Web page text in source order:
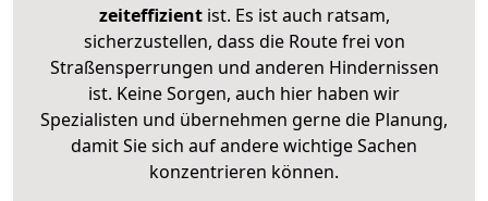
zeiteffizientist. Es ist auch ratsam,
sicherzustellen, dass die Route frei von
Straßensperrungen und anderen Hindernissen
ist. Keine Sorgen, auch hier haben wir
Spezialisten und übernehmen gerne die Planung,
damit Sie sich auf andere wichtige Sachen
konzentrieren können.